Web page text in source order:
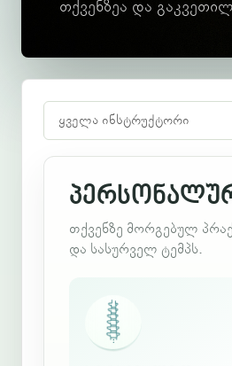
თქვენზეა და
თქვენზე მორგებულ
და სასურველ ტემპს.